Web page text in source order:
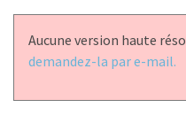
Aucune version haute
demandez-la par e-mail.